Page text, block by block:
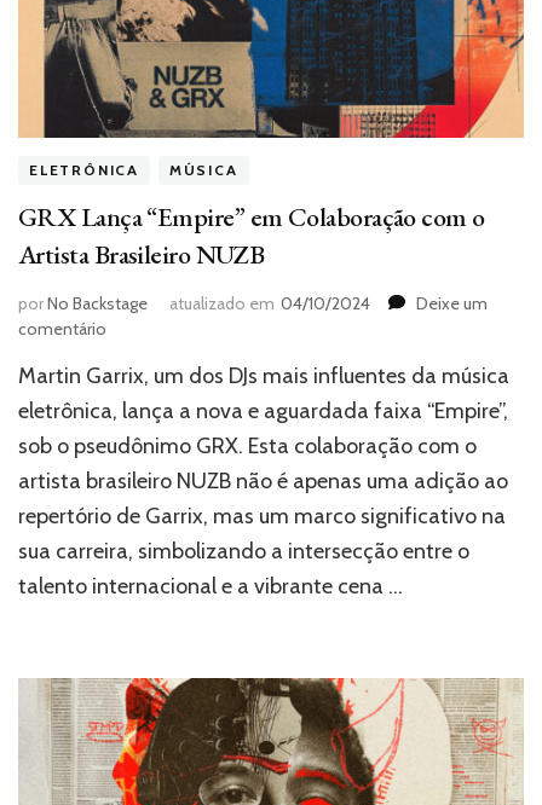
ELETRÔNICA MÚSICA
GRX Lança “Empire” em Colaboração com o
Artista Brasileiro NUZB
porNo Backstage atualizado em 04/10/2024
Deixe um
comentário
Lança
“Empire”
Colaboração
com
Artista
Brasileiro
NUZB
Martin Garrix, um dos DJs mais influentes da música
eletrônica, lança a nova e aguardada faixa “Empire”,
sob o pseudônimo GRX. Esta colaboração com o
artista brasileiro NUZB não é apenas uma adição ao
repertório de Garrix, mas um marco significativo na
sua carreira, simbolizando a intersecção entre o
talento internacional e a vibrante cena …